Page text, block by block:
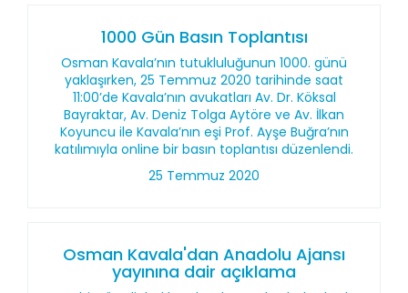
1000 Gün Basın Toplantısı
Osman Kavala’nın tutukluluğunun 1000. günü
yaklaşırken, 25 Temmuz 2020 tarihinde saat
11:00’de Kavala’nın avukatları Av. Dr. Köksal
Bayraktar, Av. Deniz Tolga Aytöre ve Av. İlkan
Koyuncu ile Kavala’nın eşi Prof. Ayşe Buğra’nın
katılımıyla online bir basın toplantısı düzenlendi.
25 Temmuz 2020
Osman Kavala'dan Anadolu Ajansı
yayınına dair açıklama